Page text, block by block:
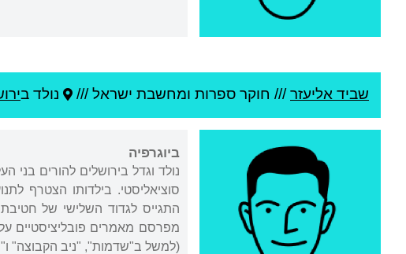
שביד אליעזר/// חוקר ספרות ומחשבת ישראל /// נולד ב
ביוגרפיה
נולד וגדל בירושלים להורים בני
התגייס לגדוד השלישי של
מפרסם מאמרים פובליציסטיים
(למשל ב"שדמות", "ניב הקבוצה"